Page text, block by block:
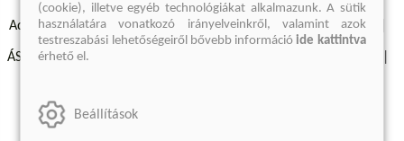
Adatvédelmi szabályzatok Elállási felmondási nyilatkozat
ÁSZF - Vásárlási feltételek
Szállítási információk
(cookie), illetve egyéb technológiákat alkalmazunk. A sütik
használatára vonatkozó irányelveinkről, valamint azok
testreszabási lehetőségeiről bővebb információide kattintva
érhető el.
Beállítások